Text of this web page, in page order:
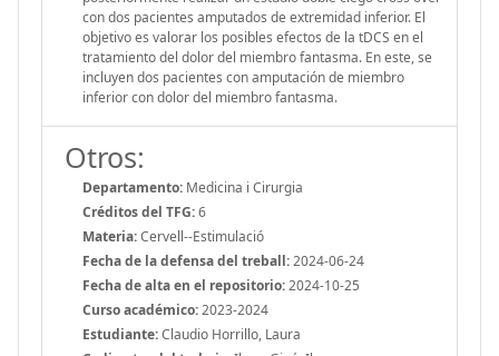
con dos pacientes amputados de extremidad inferior. El
objetivo es valorar los posibles efectos de la tDCS en el
tratamiento del dolor del miembro fantasma. En este, se
incluyen dos pacientes con amputación de miembro
inferior con dolor del miembro fantasma.
Otros:
Departamento: Medicina i Cirurgia
Créditos del TFG:6
Materia:Cervell--Estimulació
Fecha de la defensa del treball:2024-06-24
Fecha de alta en el repositorio:2024-10-25
Curso académico:2023-2024
Estudiante:Claudio Horrillo, Laura